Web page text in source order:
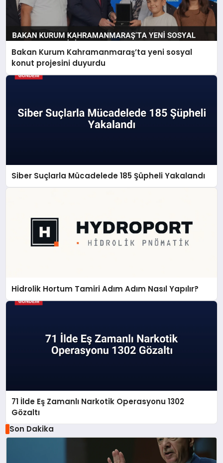
Bakan Kurum Kahramanmaraş’ta yeni sosyal
konut projesini duyurdu
Siber Suçlarla Mücadelede 185 Şüpheli Yakalandı
Hidrolik Hortum Tamiri Adım Adım Nasıl Yapılır?
71 İlde Eş Zamanlı Narkotik Operasyonu 1302
Gözaltı
Son Dakika